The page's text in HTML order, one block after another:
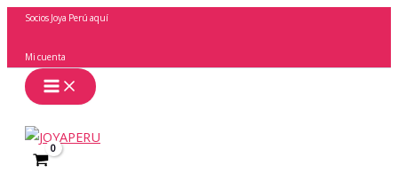
contenido
Socios Joya Perú aquí
Mi cuenta